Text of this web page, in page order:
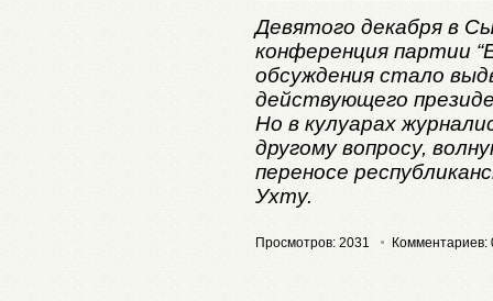
Девятого декабря в
конференция партии
обсуждения стало
действующего
Но в кулуарах
другому вопросу,
переносе
Ухту.
Просмотров: 2031 Комментариев: